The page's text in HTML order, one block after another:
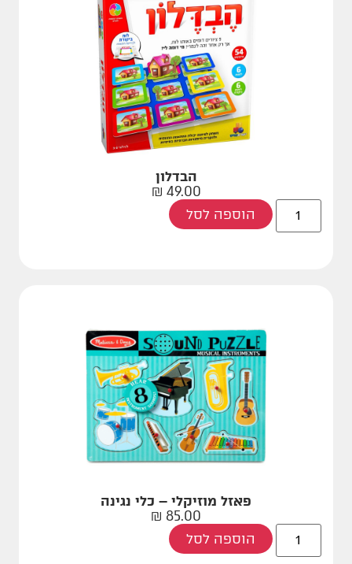
הבדלון
49.00
₪
הוספה לסל
פאזל מוזיקלי – כלי נגינה
85.00
₪
הוספה לסל